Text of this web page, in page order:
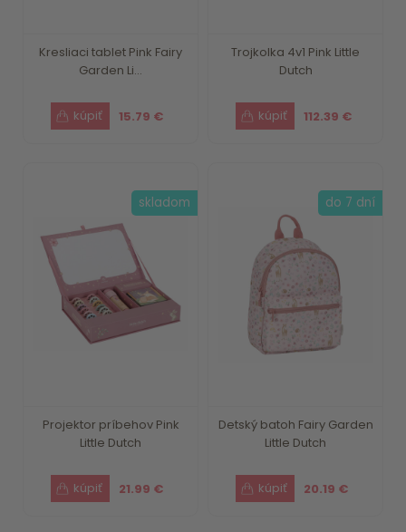
Kresliaci tablet Pink Fairy
Garden Li...
15.79 €
Trojkolka 4v1 Pink Little
Dutch
112.39 €
Projektor príbehov Pink
Little Dutch
21.99 €
skladom
Detský batoh Fairy Garden
Little Dutch
20.19 €
do 7 dní